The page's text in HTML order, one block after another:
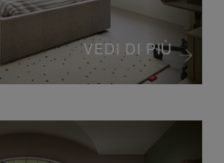
VEDI DI PIÙ